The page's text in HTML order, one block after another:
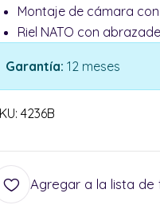
Montaje de cámara
Riel NATO con
Garantía: 12 meses
4236B
Agregar a la lista de